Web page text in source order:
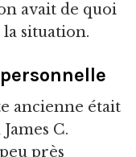
avait de quoi
situation.
ancienne était
C.
près